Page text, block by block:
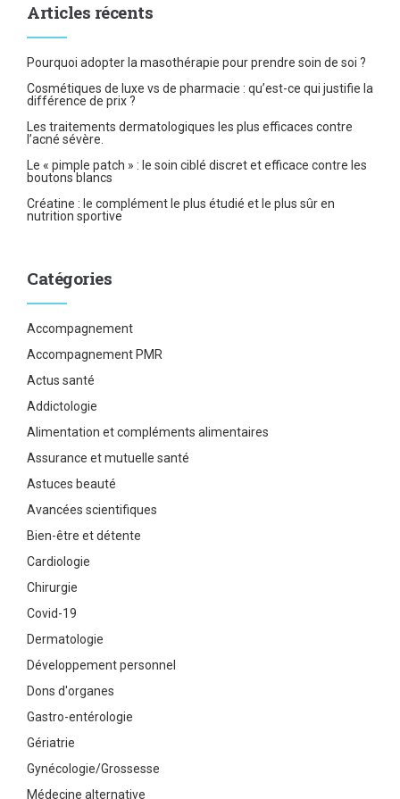
Articles récents
Pourquoi adopter la masothérapie pour prendre soin de soi ?
Cosmétiques de luxe vs de pharmacie : qu’est-ce qui justifie la
différence de prix ?
Les traitements dermatologiques les plus efficaces contre
l’acné sévère.
Le « pimple patch » : le soin ciblé discret et efficace contre les
boutons blancs
Créatine : le complément le plus étudié et le plus sûr en
nutrition sportive
Catégories
Accompagnement
Accompagnement PMR
Actus santé
Addictologie
Alimentation et compléments alimentaires
Assurance et mutuelle santé
Astuces beauté
Avancées scientifiques
Bien-être et détente
Cardiologie
Chirurgie
Covid-19
Dermatologie
Développement personnel
Dons d'organes
Gastro-entérologie
Gériatrie
Gynécologie/Grossesse
Médecine alternative